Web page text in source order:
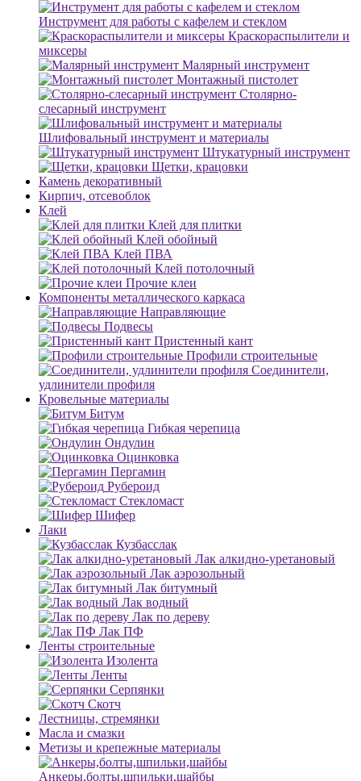
Инструмент для работы с кафелем и стеклом
Краскораспылители и
миксеры
Малярный инструмент
Монтажный пистолет
Столярно-
слесарный инструмент
Шлифовальный инструмент и материалы
Штукатурный инструмент
Щетки, крацовки
Камень декоративный
Кирпич, отсевоблок
Клей
Клей для плитки
Клей обойный
Клей ПВА
Клей потолочный
Прочие клеи
Компоненты металлического каркаса
Направляющие
Подвесы
Пристенный кант
Профили строительные
Соединители,
удлинители профиля
Кровельные материалы
Битум
Гибкая черепица
Ондулин
Оцинковка
Пергамин
Рубероид
Стекломаст
Шифер
Лаки
Кузбасслак
Лак алкидно-уретановый
Лак аэрозольный
Лак битумный
Лак водный
Лак по дереву
Лак ПФ
Ленты строительные
Изолента
Ленты
Серпянки
Скотч
Лестницы, стремянки
Масла и смазки
Метизы и крепежные материалы
Анкеры,болты,шпильки,шайбы